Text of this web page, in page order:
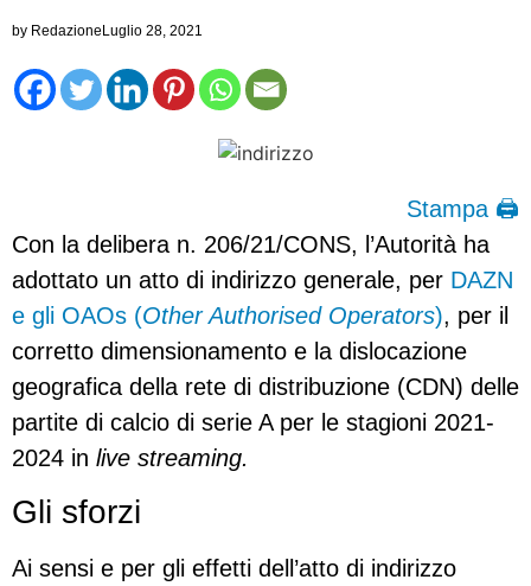
by Redazione Luglio 28, 2021
Stampa 🖨
Con la delibera n. 206/21/CONS, l’Autorità ha
adottato un atto di indirizzo generale, per DAZN
e gli OAOs (Other Authorised Operators), per il
corretto dimensionamento e la dislocazione
geografica della rete di distribuzione (CDN) delle
partite di calcio di serie A per le stagioni 2021-
2024 in live streaming.
Gli sforzi
Ai sensi e per gli effetti dell’atto di indirizzo